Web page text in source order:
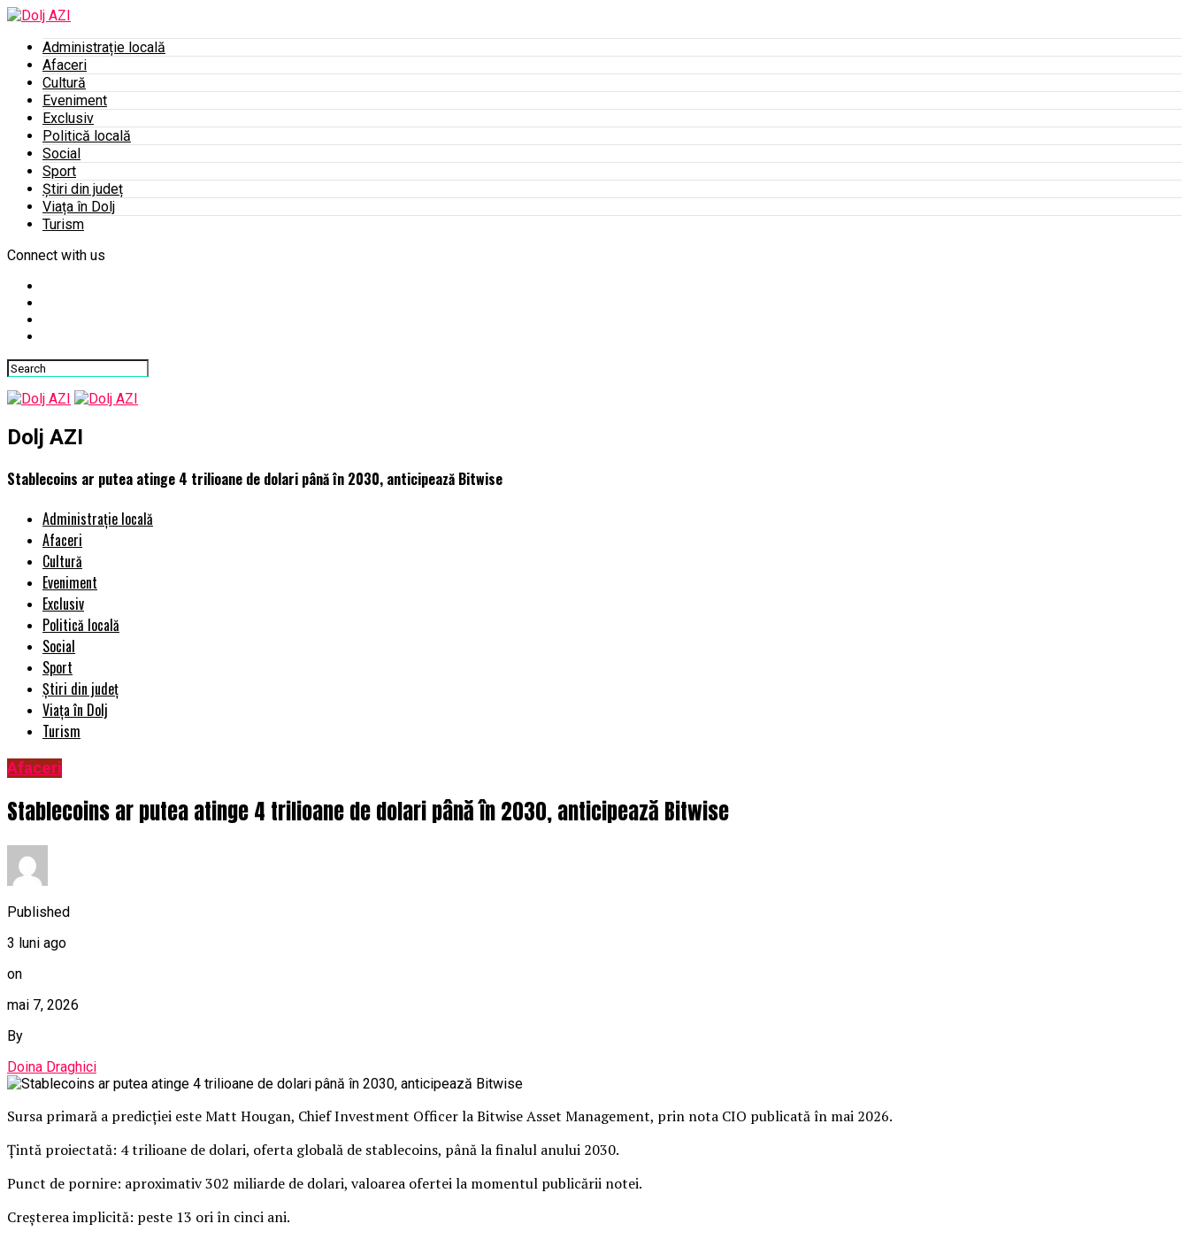
Administrație locală
Afaceri
Cultură
Eveniment
Exclusiv
Politică locală
Social
Sport
Știri din județ
Viața în Dolj
Turism
Connect with us
Dolj AZI
Stablecoins ar putea atinge 4 trilioane de dolari până în 2030, anticipează Bitwise
Administrație locală
Afaceri
Cultură
Eveniment
Exclusiv
Politică locală
Social
Sport
Știri din județ
Viața în Dolj
Turism
Afaceri
Stablecoins ar putea atinge 4 trilioane de dolari până în 2030, anticipează Bitwise
Published
3 luni ago
on
mai 7, 2026
By
Doina Draghici
Sursa primară a predicției este Matt Hougan, Chief Investment Officer la Bitwise Asset Management, prin nota CIO publicată în mai 2026.
Țintă proiectată: 4 trilioane de dolari, oferta globală de stablecoins, până la finalul anului 2030.
Punct de pornire: aproximativ 302 miliarde de dolari, valoarea ofertei la momentul publicării notei.
Creșterea implicită: peste 13 ori în cinci ani.